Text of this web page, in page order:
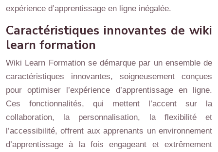
expérience d’apprentissage en ligne inégalée.
Caractéristiques innovantes de wiki
learn formation
Wiki Learn Formation se démarque par un ensemble de
caractéristiques innovantes, soigneusement conçues
pour optimiser l’expérience d’apprentissage en ligne.
Ces fonctionnalités, qui mettent l’accent sur la
collaboration, la personnalisation, la flexibilité et
l’accessibilité, offrent aux apprenants un environnement
d’apprentissage à la fois engageant et extrêmement